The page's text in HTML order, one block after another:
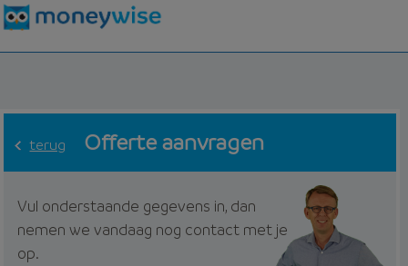
terug Offerte aanvragen
Vul onderstaande gegevens in, dan
nemen we vandaag nog contact met je
op.